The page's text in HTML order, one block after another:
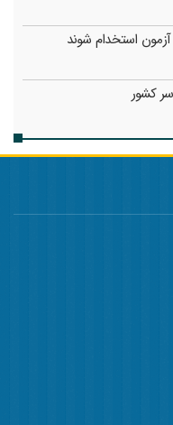
آزمون استخدام شوند
کشور